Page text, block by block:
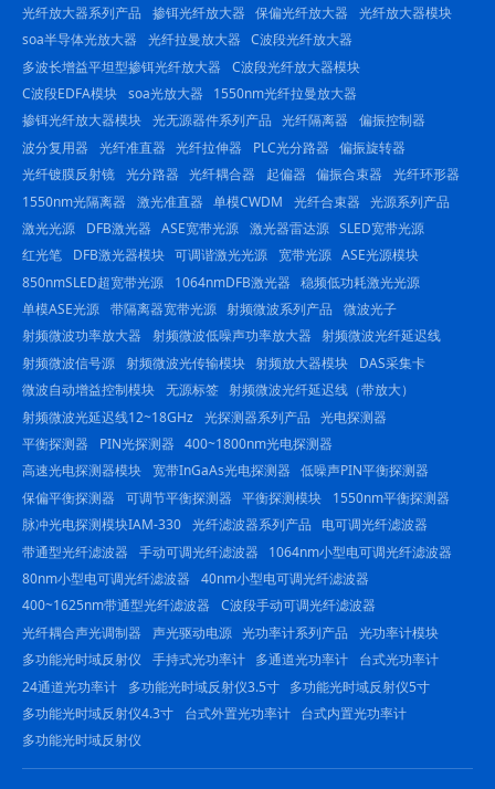
光纤放大器系列产品
掺铒光纤放大器 保偏光纤放大器
光纤放大器模块
soa半导体光放大器
光纤拉曼放大器 C波段光纤放大器
多波长增益平坦型掺铒光纤放大器
C波段光纤放大器模块
C波段EDFA模块 soa光放大器
1550nm光纤拉曼放大器
掺铒光纤放大器模块 光无源器件系列产品 光纤隔离器
偏振控制器
波分复用器
光纤准直器 光纤拉伸器 PLC光分路器
偏振旋转器
光纤镀膜反射镜 光分路器 光纤耦合器 起偏器 偏振合束器
光纤环形器
1550nm光隔离器
激光准直器 单模CWDM 光纤合束器
光源系列产品
激光光源
DFB激光器 ASE宽带光源 激光器雷达源 SLED宽带光源
红光笔
DFB激光器模块 可调谐激光光源 宽带光源 ASE光源模块
850nmSLED超宽带光源
1064nmDFB激光器 稳频低功耗激光光源
单模ASE光源 带隔离器宽带光源 射频微波系列产品
微波光子
射频微波功率放大器
射频微波低噪声功率放大器 射频微波光纤延迟线
射频微波信号源 射频微波光传输模块 射频放大器模块
DAS采集卡
微波自动增益控制模块 无源标签 射频微波光纤延迟线（带放大）
射频微波光延迟线12~18GHz 光探测器系列产品 光电探测器
平衡探测器
PIN光探测器 400~1800nm光电探测器
高速光电探测器模块
宽带InGaAs光电探测器 低噪声PIN平衡探测器
保偏平衡探测器
可调节平衡探测器 平衡探测模块
1550nm平衡探测器
脉冲光电探测模块IAM-330 光纤滤波器系列产品
电可调光纤滤波器
带通型光纤滤波器
手动可调光纤滤波器
1064nm小型电可调光纤滤波器
80nm小型电可调光纤滤波器
40nm小型电可调光纤滤波器
400~1625nm带通型光纤滤波器
C波段手动可调光纤滤波器
光纤耦合声光调制器
声光驱动电源 光功率计系列产品
光功率计模块
多功能光时域反射仪
手持式光功率计 多通道光功率计
台式光功率计
24通道光功率计
多功能光时域反射仪3.5寸
多功能光时域反射仪5寸
多功能光时域反射仪4.3寸
台式外置光功率计
台式内置光功率计
多功能光时域反射仪